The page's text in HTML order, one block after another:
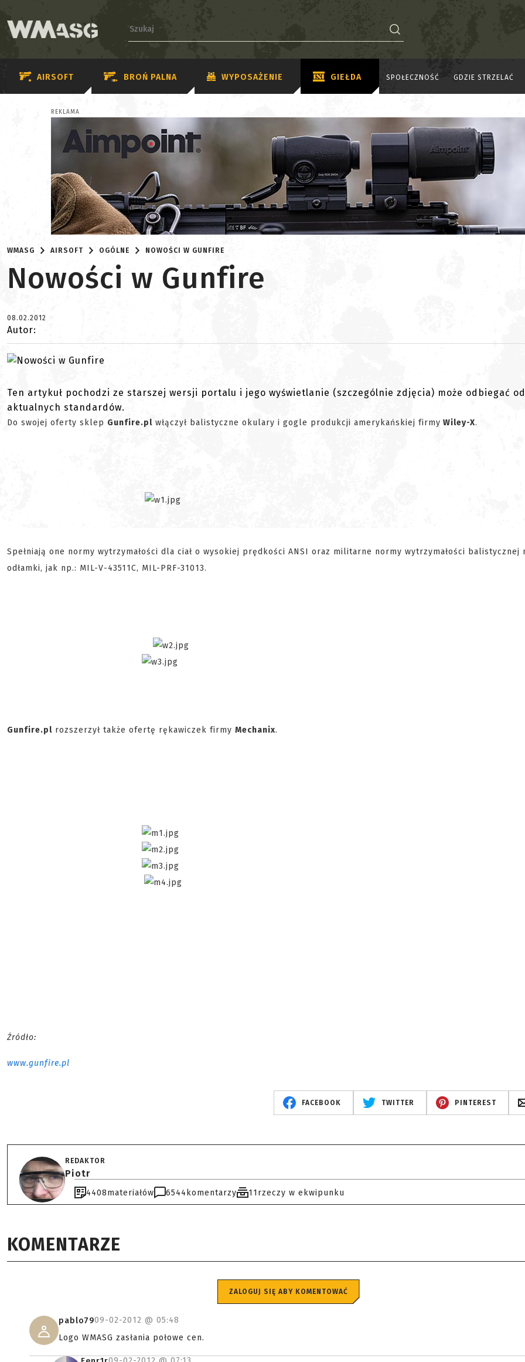
AIRSOFT BROŃ PALNA WYPOSAŻENIE GIEŁDA SPOŁECZNOŚĆ GDZIE STRZELAĆ
REKLAMA
WMASG AIRSOFT OGÓLNE NOWOŚCI W GUNFIRE
Nowości w Gunfire
08.02.2012
Autor:
Ten artykuł pochodzi ze starszej wersji portalu i jego wyświetlanie (szczególnie zdjęcia) może odbiegać od
aktualnych standardów.
Do swojej oferty sklep Gunfire.pl włączył balistyczne okulary i gogle produkcji amerykańskiej firmy Wiley-X.
Spełniają one normy wytrzymałości dla ciał o wysokiej prędkości ANSI oraz militarne normy wytrzymałości balistycznej
odłamki, jak np.: MIL-V-43511C, MIL-PRF-31013.
Gunfire.pl rozszerzył także ofertę rękawiczek firmy Mechanix.
Źródło:
www.gunfire.pl
FACEBOOK TWITTER PINTEREST
REDAKTOR
Piotr
4408materiałów 6544 komentarzy 11rzeczy w ekwipunku
KOMENTARZE
ZALOGUJ SIĘ ABY KOMENTOWAĆ
pablo7909-02-2012 @ 05:48
Logo WMASG zasłania połowe cen.